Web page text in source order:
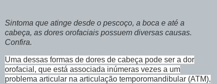
Sintoma que atinge desde o pescoço, a boca e até a
cabeça, as dores orofaciais possuem diversas causas.
Confira.
Uma dessas formas de dores de cabeça pode ser a dor
orofacial, que está associada inúmeras vezes a um
problema articular na articulação temporomandibular (ATM),